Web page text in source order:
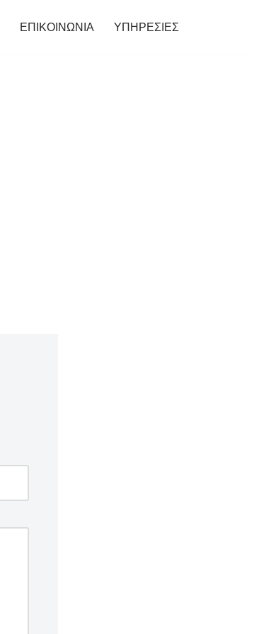
ΕΠΙΚΟΙΝΩΝΙΑ ΥΠΗΡΕΣΙΕΣ